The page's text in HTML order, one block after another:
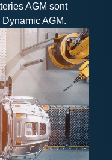
AGM sont
Dynamic AGM.